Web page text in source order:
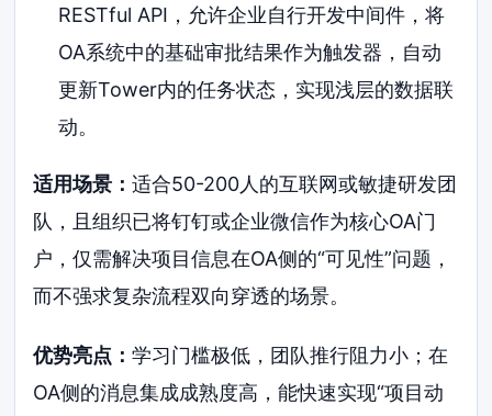
RESTful API，允许企业自行开发中间件，将
OA系统中的基础审批结果作为触发器，自动
更新Tower内的任务状态，实现浅层的数据联
动。
适用场景：适合50-200人的互联网或敏捷研发团
队，且组织已将钉钉或企业微信作为核心OA门
户，仅需解决项目信息在OA侧的“可见性”问题，
而不强求复杂流程双向穿透的场景。
优势亮点：学习门槛极低，团队推行阻力小；在
OA侧的消息集成成熟度高，能快速实现“项目动